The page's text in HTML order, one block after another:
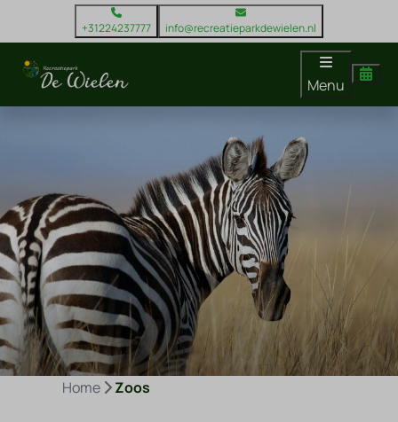
+31224237777 info@recreatieparkdewielen.nl
Menu
Home Zoos